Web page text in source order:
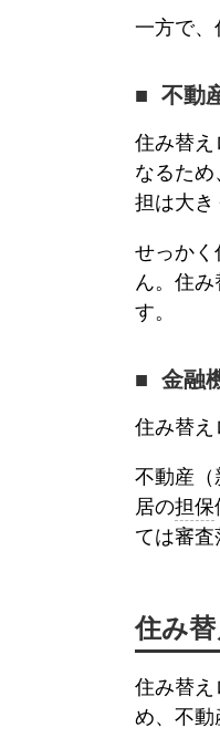
一方で、
不動
住み替え
なるた
担は大き
せっかく
ん。 住み
す。
金融
住み替え
不動産（
居の担保
ては審査
住み
住み替え
め、不動